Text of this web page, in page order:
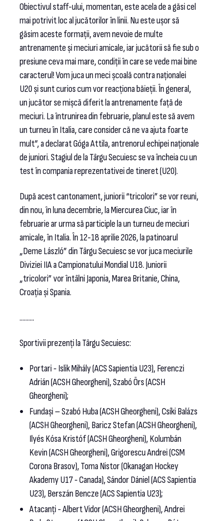
Obiectivul staff-ului, momentan, este acela de a găsi cel
mai potrivit loc al jucătorilor în linii. Nu este ușor să
găsim aceste formații, avem nevoie de multe
antrenamente și meciuri amicale, iar jucătorii să fie sub o
presiune ceva mai mare, condiții în care se vede mai bine
caracterul! Vom juca un meci școală contra naționalei
U20 și sunt curios cum vor reacționa băieții. În general,
un jucător se mișcă diferit la antrenamente față de
meciuri. La întrunirea din februarie, planul este să avem
un turneu în Italia, care consider că ne va ajuta foarte
mult”, a declarat Góga Attila, antrenorul echipei naționale
de juniori. Stagiul de la Târgu Secuiesc se va încheia cu un
test în compania reprezentativei de tineret (U20).
După acest cantonament, juniorii “tricolori” se vor reuni,
din nou, în luna decembrie, la Miercurea Ciuc, iar în
februarie ar urma să participle la un turneu de meciuri
amicale, în Italia. În 12-18 aprilie 2026, la patinoarul
„Deme László” din Târgu Secuiesc se vor juca meciurile
Diviziei IIA a Campionatului Mondial U18. Juniorii
„tricolori” vor întâlni Japonia, Marea Britanie, China,
Croația și Spania.
..........
Sportivii prezenți la Târgu Secuiesc:
Portari - Islik Mihály (ACS Sapientia U23), Ferenczi
Adrián (ACSH Gheorgheni), Szabó Örs (ACSH
Gheorgheni);
Fundași – Szabó Huba (ACSH Gheorgheni), Csíki Balázs
(ACSH Gheorgheni), Baricz Stefan (ACSH Gheorgheni),
Ilyés Kósa Kristóf (ACSH Gheorgheni), Kolumbán
Kevin (ACSH Gheorgheni), Grigorescu Andrei (CSM
Corona Brasov), Toma Nistor (Okanagan Hockey
Akademy U17 - Canada), Sándor Dániel (ACS Sapientia
U23), Berszán Bencze (ACS Sapientia U23);
Atacanți - Albert Vidor (ACSH Gheorgheni), Andrei